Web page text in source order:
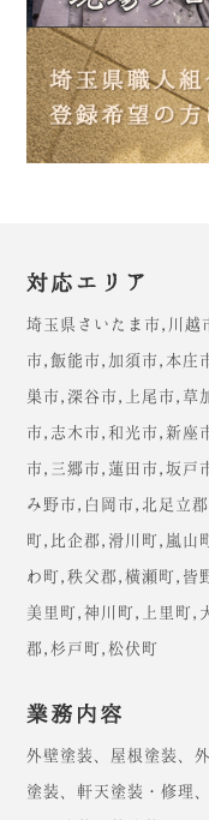
埼玉県さいたま市,川
市,飯能市,加須市,本庄
巣市,深谷市,上尾市,草
市,志木市,和光市,新座
市,三郷市,蓮田市,坂戸
み野市,白岡市,北足立
町,比企郡,滑川町,嵐山
わ町,秩父郡,横瀬町,皆
美里町,神川町,上里町,
郡,杉戸町,松伏町
外壁塗装、屋根塗装、
塗装、軒天塗装・修理